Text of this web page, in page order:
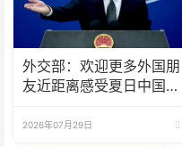
外交部：欢迎更多外国朋
友近距离感受夏日中国的
2026年07月29日